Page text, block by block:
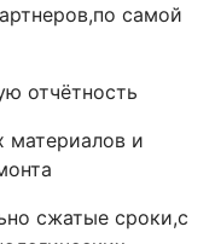
самой
отчётность
материалов и
сжатые сроки,с